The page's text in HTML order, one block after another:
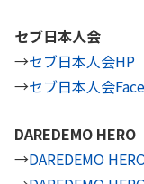
セブ日本人会
→セブ日本人会HP
→セブ日本人会
DAREDEMO HERO
→DAREDEMO